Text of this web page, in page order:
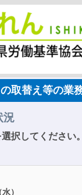
取替え等の業
況
択してください。
）